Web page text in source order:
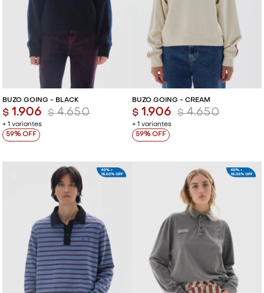
BUZO GOING - BLACK
+ 1 variantes
$ 1.906 $ 4.650
59
BUZO GOING - CREAM
+ 1 variantes
$ 1.906 $ 4.650
59